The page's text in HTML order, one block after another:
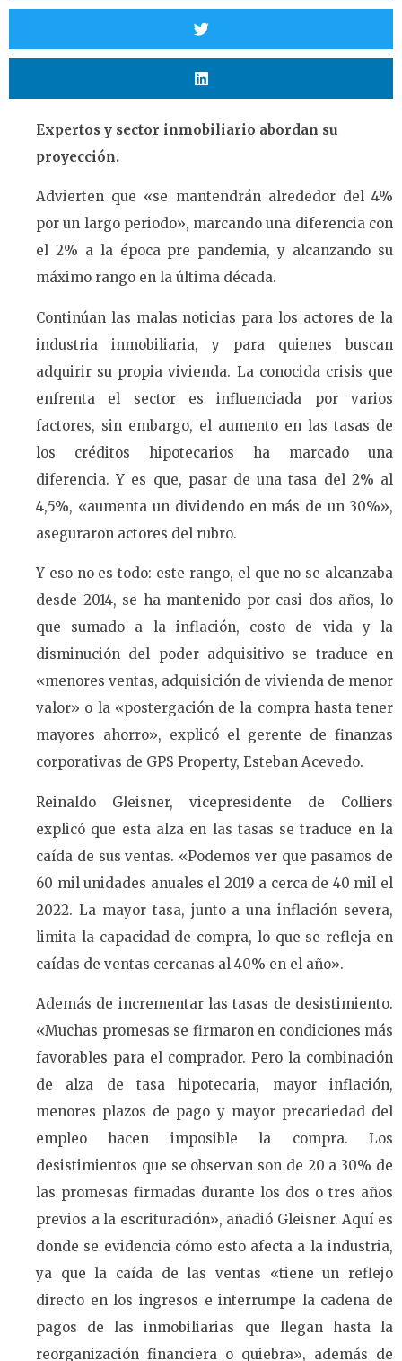
Expertos y sector inmobiliario abordan su
proyección.
Advierten que «se mantendrán alrededor del 4%
por un largo periodo», marcando una diferencia con
el 2% a la época pre pandemia, y alcanzando su
máximo rango en la última década.
Continúan las malas noticias para los actores de la
industria inmobiliaria, y para quienes buscan
adquirir su propia vivienda. La conocida crisis que
enfrenta el sector es influenciada por varios
factores, sin embargo, el aumento en las tasas de
los créditos hipotecarios ha marcado una
diferencia. Y es que, pasar de una tasa del 2% al
4,5%, «aumenta un dividendo en más de un 30%»,
aseguraron actores del rubro.
Y eso no es todo: este rango, el que no se alcanzaba
desde 2014, se ha mantenido por casi dos años, lo
que sumado a la inflación, costo de vida y la
disminución del poder adquisitivo se traduce en
«menores ventas, adquisición de vivienda de menor
valor» o la «postergación de la compra hasta tener
mayores ahorro», explicó el gerente de finanzas
corporativas de GPS Property, Esteban Acevedo.
Reinaldo Gleisner, vicepresidente de Colliers
explicó que esta alza en las tasas se traduce en la
caída de sus ventas. «Podemos ver que pasamos de
60 mil unidades anuales el 2019 a cerca de 40 mil el
2022. La mayor tasa, junto a una inflación severa,
limita la capacidad de compra, lo que se refleja en
caídas de ventas cercanas al 40% en el año».
Además de incrementar las tasas de desistimiento.
«Muchas promesas se firmaron en condiciones más
favorables para el comprador. Pero la combinación
de alza de tasa hipotecaria, mayor inflación,
menores plazos de pago y mayor precariedad del
empleo hacen imposible la compra. Los
desistimientos que se observan son de 20 a 30% de
las promesas firmadas durante los dos o tres años
previos a la escrituración», añadió Gleisner. Aquí es
donde se evidencia cómo esto afecta a la industria,
ya que la caída de las ventas «tiene un reflejo
directo en los ingresos e interrumpe la cadena de
pagos de las inmobiliarias que llegan hasta la
reorganización financiera o quiebra», además de